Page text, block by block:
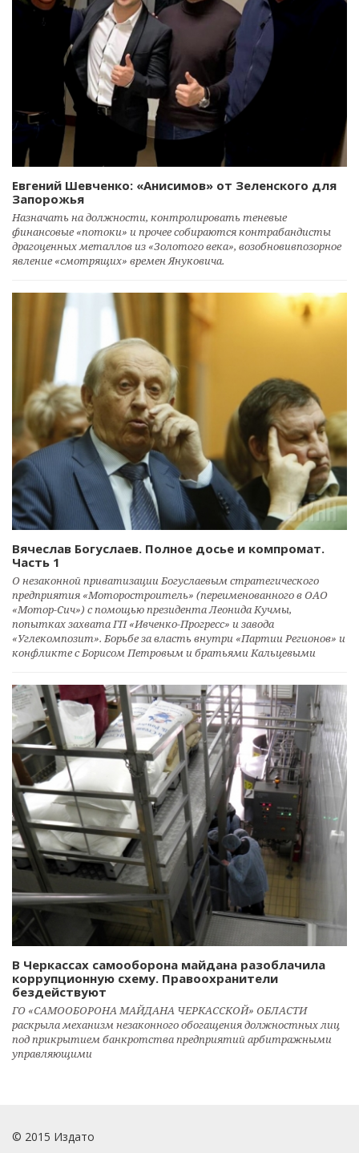
Евгений Шевченко: «Анисимов» от Зеленского для
Запорожья
Назначать на должности, контролировать теневые
финансовые «потоки» и прочее собираются контрабандисты
драгоценных металлов из «Золотого века», возобновивпозорное
явление «смотрящих» времен Януковича.
Вячеслав Богуслаев. Полное досье и компромат.
Часть 1
О незаконной приватизации Богуслаевым стратегического
предприятия «Моторостроитель» (переименованного в ОАО
«Мотор-Сич») с помощью президента Леонида Кучмы,
попытках захвата ГП «Ивченко-Прогресс» и завода
«Углекомпозит». Борьбе за власть внутри «Партии Регионов» и
конфликте с Борисом Петровым и братьями Кальцевыми
В Черкассах самооборона майдана разоблачила
коррупционную схему. Правоохранители
бездействуют
ГО «САМООБОРОНА МАЙДАНА ЧЕРКАССКОЙ» ОБЛАСТИ
раскрыла механизм незаконного обогащения должностных лиц
под прикрытием банкротства предприятий арбитражными
управляющими
© 2015 Издато